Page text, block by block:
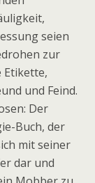
seien
zur
Etikette,
und Feind.
Der
Buch, der
mit seiner
dar und